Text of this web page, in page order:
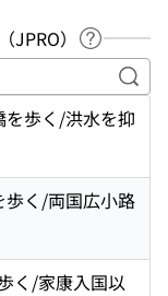
）
ヘルプペ
キ
歩く/洪水を抑
く/両国広小路
く/家康入国以